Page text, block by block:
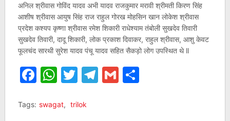
अनिल श्रीवास गोविंद यादव अभी यादव राजकुमार मरावी श्रीमती किरण सिंह
आशीष श्रीवास आयुष सिंह राज राहुल गोरख मोहसिन खान लोकेश श्रीवास
प्रदेश कश्यप कृष्णा श्रीवास रमेश शिकारी राधेश्याम तंबोली सुखदेव तिवारी
सुखदेव तिवारी, दादू शिकारी, लोक प्रकाश दिवाकर, राहुल श्रीवास, आशु केवट
फूलचंद सारथी सुरेश यादव पंचू यादव सहित सैकड़ो लोग उपस्थित थे ll
Facebook
WhatsApp
Twitter
Telegram
GmailShare
Tags: swagat, trilok